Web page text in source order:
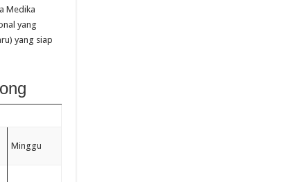
Medika
yang
yang siap
Minggu